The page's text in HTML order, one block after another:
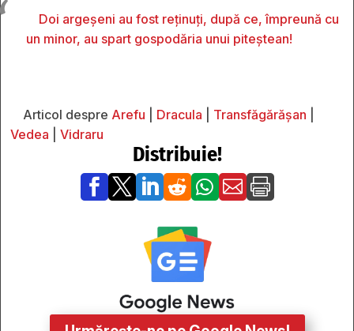
Doi argeșeni au fost reținuți, după ce, împreună cu
un minor, au spart gospodăria unui piteștean!
Articol despre Arefu Dracula Transfăgărășan
Vedea
Vidraru
Distribuie!
      